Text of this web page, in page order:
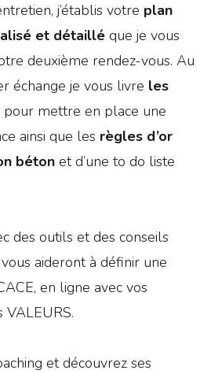
j’établis votre plan
et détaillé que je vous
deuxième rendez-vous. Au
échange je vous livre les
pour mettre en place une
ainsi que les règles d’or
béton et d’une to do liste
des outils et des conseils
aideront à définir une
en ligne avec vos
VALEURS.
et découvrez ses